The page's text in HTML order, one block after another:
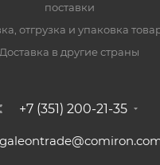
поставки
отгрузка и упаковка
Доставка в другие страны
+7 (351) 200-21-35